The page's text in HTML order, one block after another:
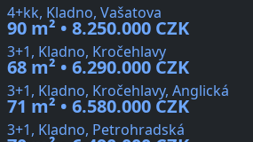
4+kk, Kladno, Vašatova
90 m² • 8.250.000 CZK
3+1, Kladno, Kročehlavy
68 m² • 6.290.000 CZK
3+1, Kladno, Kročehlavy, Anglická
71 m² • 6.580.000 CZK
3+1, Kladno, Petrohradská